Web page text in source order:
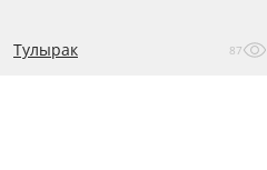
Тулырак 87